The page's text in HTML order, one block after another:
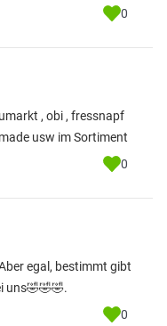
0
, obi , fressnapf
usw im Sortiment
0
egal, bestimmt gibt
uns🤣🤣🤣.
0